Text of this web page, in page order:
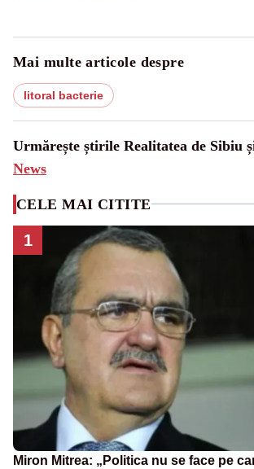
Mai multe articole despre
litoral bacterie
Urmărește știrile Realitatea de Sibiu
News
CELE MAI CITITE
1
Miron Mitrea: „Politica nu se face pe